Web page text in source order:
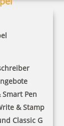
Pen
& Stamp
Classic G
Exlibris Motiv 05